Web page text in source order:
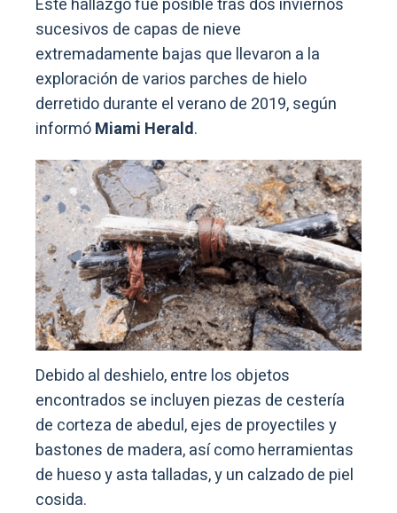
Este hallazgo fue posible tras dos inviernos
sucesivos de capas de nieve
extremadamente bajas que llevaron a la
exploración de varios parches de hielo
derretido durante el verano de 2019, según
informóMiami Herald.
Debido al deshielo, entre los objetos
encontrados se incluyen piezas de cestería
de corteza de abedul, ejes de proyectiles y
bastones de madera, así como herramientas
de hueso y asta talladas, y un calzado de piel
cosida.